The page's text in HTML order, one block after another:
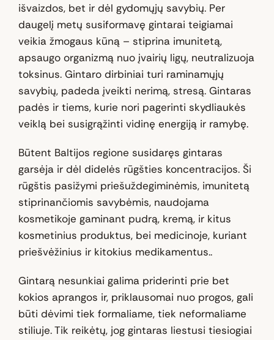
išvaizdos, bet ir dėl gydomųjų savybių. Per
daugelį metų susiformavę gintarai teigiamai
veikia žmogaus kūną – stiprina imunitetą,
apsaugo organizmą nuo įvairių ligų, neutralizuoja
toksinus. Gintaro dirbiniai turi raminamųjų
savybių, padeda įveikti nerimą, stresą. Gintaras
padės ir tiems, kurie nori pagerinti skydliaukės
veiklą bei susigrąžinti vidinę energiją ir ramybę.
Būtent Baltijos regione susidaręs gintaras
garsėja ir dėl didelės rūgšties koncentracijos. Ši
rūgštis pasižymi priešuždegiminėmis, imunitetą
stiprinančiomis savybėmis, naudojama
kosmetikoje gaminant pudrą, kremą, ir kitus
kosmetinius produktus, bei medicinoje, kuriant
priešvėžinius ir kitokius medikamentus..
Gintarą nesunkiai galima priderinti prie bet
kokios aprangos ir, priklausomai nuo progos, gali
būti dėvimi tiek formaliame, tiek neformaliame
stiliuje. Tik reikėtų, jog gintaras liestusi tiesiogiai